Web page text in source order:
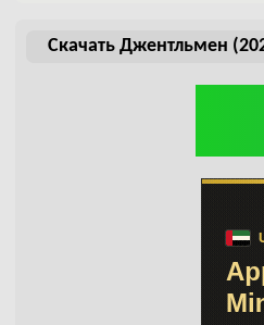
Скачать Джентльмен